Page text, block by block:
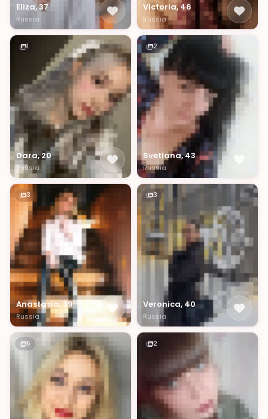
Eliza, 37
Russia
Victoria, 46
Russia
1
Dara, 20
Russia
2
Svetlana, 43
Russia
3
Anastasia, 39
Russia
3
Veronica, 40
Russia
5 2